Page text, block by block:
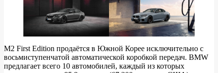
M2 First Edition продаётся в Южной Корее исключительно с
восьмиступенчатой ​​автоматической коробкой передач. BMW
предлагает всего 10 автомобилей, каждый из которых